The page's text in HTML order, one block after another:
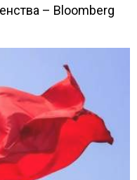
– Bloomberg